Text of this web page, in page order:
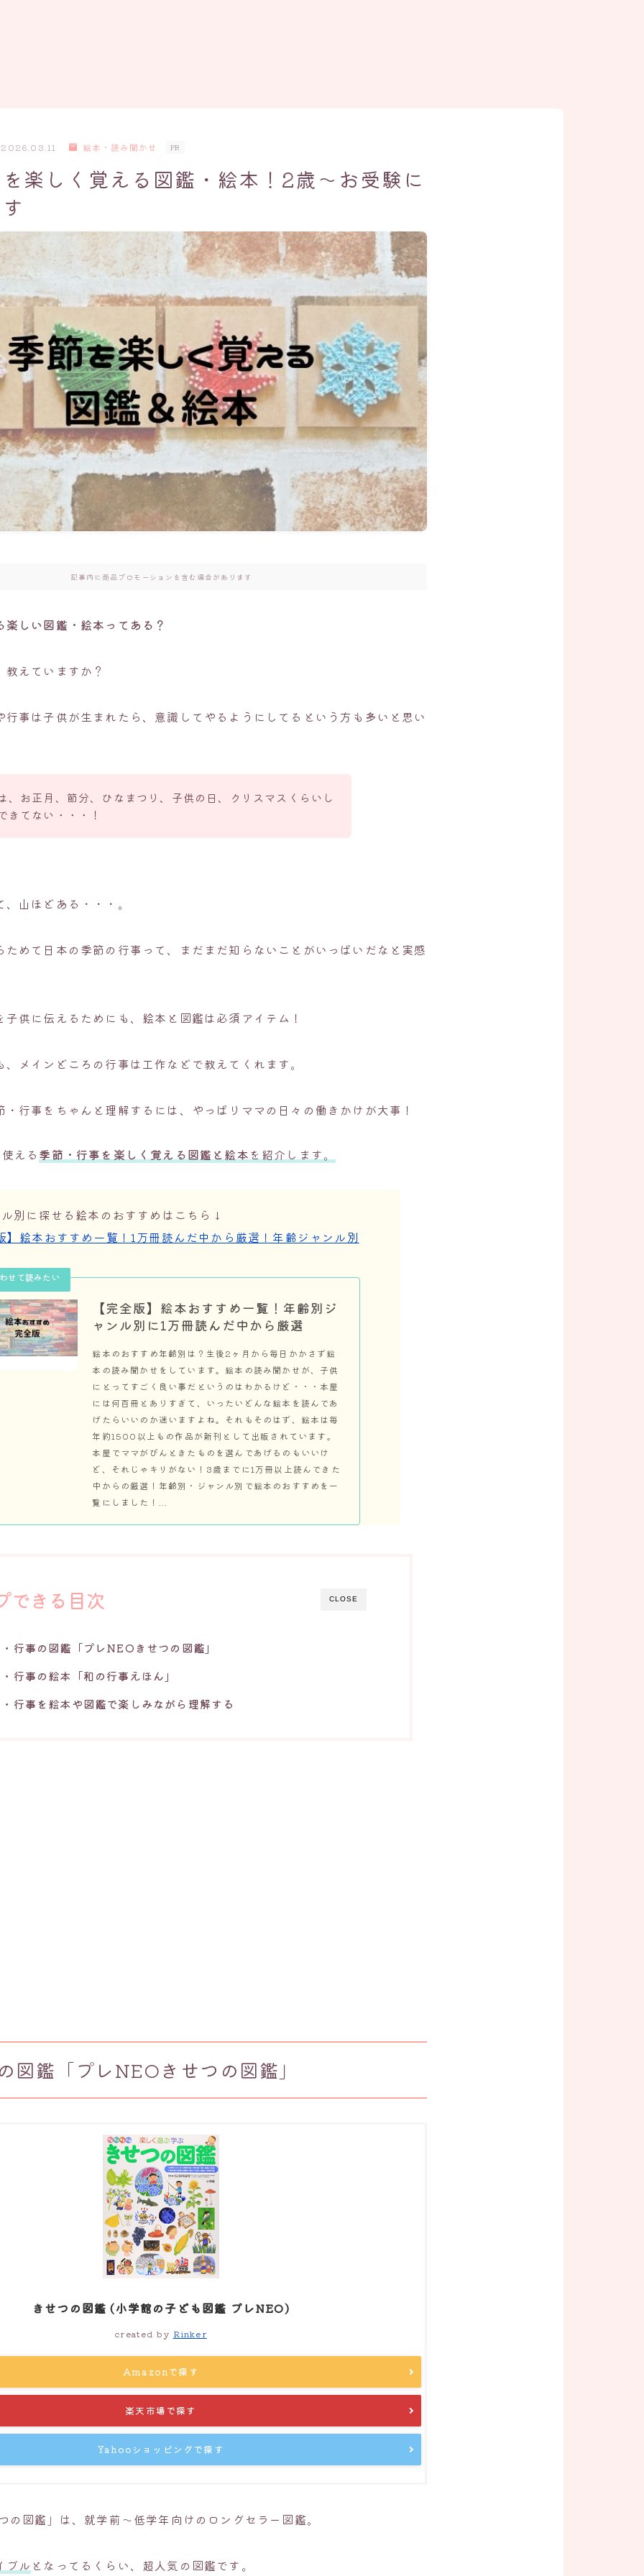
2026.03.11 絵本・読み聞かせ PR
楽しく覚える図鑑・絵本！2歳～お受験に
記事内に商品プロモーションを含む場合があります
しい図鑑・絵本ってある？
えていますか？
行事は子供が生まれたら、意識してやるようにしてるという方も多いと思い
、お正月、節分、ひなまつり、子供の日、クリスマスくらいし
きてない・・・！
山ほどある・・・。
ためて日本の季節の行事って、まだまだ知らないことがいっぱいだなと実感
供に伝えるためにも、絵本と図鑑は必須アイテム！
メインどころの行事は工作などで教えてくれます。
行事をちゃんと理解するには、やっぱりママの日々の働きかけが大事！
える 季節・行事を楽しく覚える図鑑と絵本を紹介します。
別に探せる絵本のおすすめはこちら↓
】絵本おすすめ一覧！1万冊読んだ中から厳選！年齢ジャンル別
【完全版】絵本おすすめ一覧！年齢別ジ
ャンル別に1万冊読んだ中から厳選
絵本のおすすめ年齢別は？生後2ヶ月から毎日かかさず絵
本の読み聞かせをしています。絵本の読み聞かせが、子供
にとってすごく良い事だというのはわかるけど・・・本屋
には何百冊とありすぎて、いったいどんな絵本を読んであ
げたらいいのか迷いますよね。それもそのはず、絵本は毎
年約1500以上もの作品が新刊として出版されています。
本屋でママがぴんときたものを選んであげるのもいいけ
ど、それじゃキリがない！3歳までに1万冊以上読んできた
中からの厳選！年齢別・ジャンル別で絵本のおすすめを一
覧にしました！...
CLOSE
できる目次
行事の図鑑「プレNEOきせつの図鑑」
行事の絵本「和の行事えほん」
行事を絵本や図鑑で楽しみながら理解する
図鑑「プレNEOきせつの図鑑」
きせつの図鑑 (小学館の子ども図鑑 プレNEO)
created by Rinker
Amazonで探す
楽天市場で探す
Yahooショッピングで探す
の図鑑」は、就学前～低学年向けのロングセラー図鑑。
ブル となってるくらい、超人気の図鑑です。